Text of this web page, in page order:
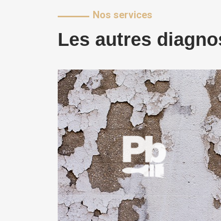
Nos services
Les autres